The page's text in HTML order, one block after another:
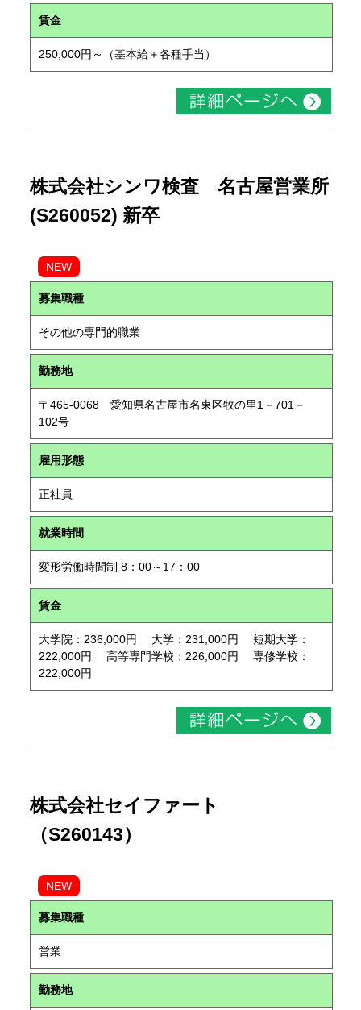
賃金
250,000円～（基本給＋各種手当）
株式会社シンワ検査 名古屋営業所
(S260052) 新卒
NEW
募集職種
その他の専門的職業
勤務地
〒465-0068 愛知県名古屋市名東区牧の里1－701－
102号
雇用形態
正社員
就業時間
変形労働時間制 8：00～17：00
賃金
大学院：236,000円 大学：231,000円 短期大学：
222,000円 高等専門学校：226,000円 専修学校：
222,000円
株式会社セイファート
（S260143）
NEW
募集職種
営業
勤務地